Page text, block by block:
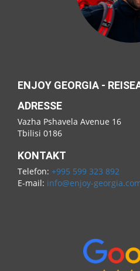
ENJOY GEORGIA -
ADRESSE
Vazha Pshavela Avenue 16
Tbilisi 0186
KONTAKT
Telefon: +995 599 323 892
E-mail: info@enjoy-